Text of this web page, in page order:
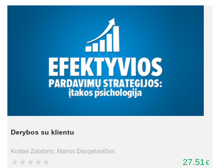
Derybos su klientu
Kostas Zalatoris, Marius Daugelavičius
27.51€